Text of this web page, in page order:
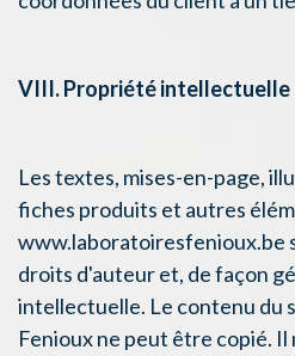
VIII. Propriété intellectuelle
Les textes, mises-en-page,
fiches produits et autres
www.laboratoiresfenioux.be
droits d'auteur et, de façon
intellectuelle. Le contenu du
Fenioux ne peut être copié.